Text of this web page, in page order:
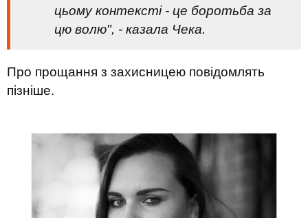
цьому контексті - це боротьба за
цю волю", - казала Чека.
Про прощання з захисницею повідомлять
пізніше.